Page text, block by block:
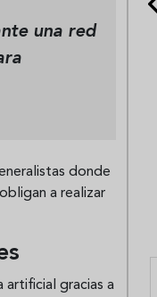
una red
donde
a realizar
gracias a